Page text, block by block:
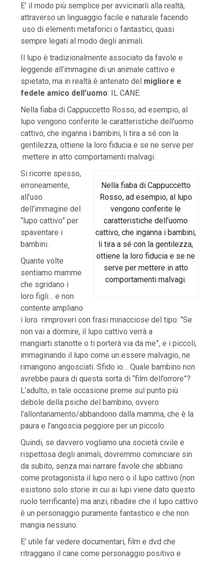
E’ il modo più semplice per avvicinarli alla realtà,
attraverso un linguaggio facile e naturale facendo
uso di elementi metaforici o fantastici, quasi
sempre legati al modo degli animali.
Il lupo è tradizionalmente associato da favole e
leggende all’immagine di un animale cattivo e
spietato, ma in realtà è antenato del migliore e
fedele amico dell’uomo: IL CANE.
Nella fiaba di Cappuccetto Rosso, ad esempio, al
lupo vengono conferite le caratteristiche dell’uomo
cattivo, che inganna i bambini, li tira a sé con la
gentilezza, ottiene la loro fiducia e se ne serve per
mettere in atto comportamenti malvagi.
Nella fiaba di Cappuccetto
Rosso, ad esempio, al lupo
vengono conferite le
caratteristiche dell’uomo
cattivo, che inganna i bambini,
li tira a sé con la gentilezza,
ottiene la loro fiducia e se ne
serve per mettere in atto
comportamenti malvagi.
Si ricorre spesso,
erroneamente,
all’uso
dell’immagine del
“lupo cattivo” per
spaventare i
bambini.
Quante volte
sentiamo mamme
che sgridano i
loro figli… e non
contente ampliano
i loro rimproveri con frasi minacciose del tipo: “Se
non vai a dormire, il lupo cattivo verrà a
mangiarti stanotte o ti porterà via da me”, e i piccoli,
immaginando il lupo come un essere malvagio, ne
rimangono angosciati. Sfido io… Quale bambino non
avrebbe paura di questa sorta di “film dell’orrore”?
L’adulto, in tale occasione preme sul punto più
debole della psiche del bambino, ovvero
l’allontanamento/abbandono dalla mamma, che è la
paura e l’angoscia peggiore per un piccolo.
Quindi, se davvero vogliamo una società civile e
rispettosa degli animali, dovremmo cominciare sin
da subito, senza mai narrare favole che abbiano
come protagonista il lupo nero o il lupo cattivo (non
esistono solo storie in cui ai lupi viene dato questo
ruolo terrificante) ma anzi, ribadire che il lupo cattivo
è un personaggio puramente fantastico e che non
mangia nessuno.
E’ utile far vedere documentari, film e dvd che
ritraggano il cane come personaggio positivo e